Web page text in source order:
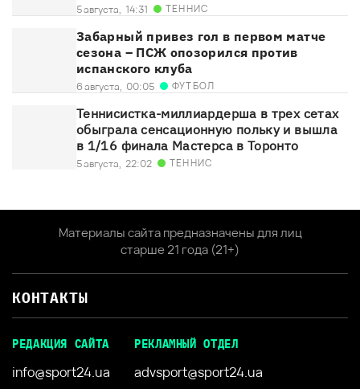
5 августа, 14:31 ТЕННИС
Забарный привез гол в первом матче
сезона – ПСЖ опозорился против
испанского клуба
6 августа, 00:05 ФУТБОЛ
Теннисистка-миллиардерша в трех сетах
обыграла сенсационную польку и вышла
в 1/16 финала Мастерса в Торонто
5 августа, 22:02 ТЕННИС
Материалы сайта предназначены для лиц
старше 21 года (21+)
КОНТАКТЫ
РЕДАКЦИЯ САЙТА
info@sport24.ua
РЕКЛАМНЫЙ ОТДЕЛ
advsport@sport24.ua